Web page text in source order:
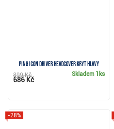
Ping Icon Driver Headcover kryt hlavy
Skladem 1ks
899 Kč
686 Kč
-28%